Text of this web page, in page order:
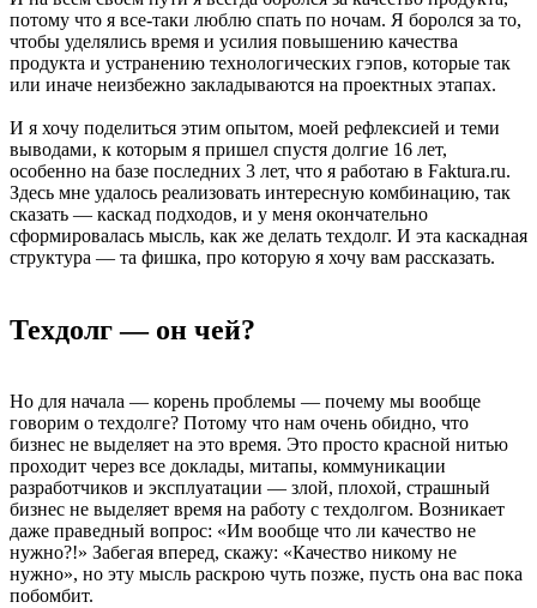
потому что я все-таки люблю спать по ночам. Я боролся за то,
чтобы уделялись время и усилия повышению качества
продукта и устранению технологических гэпов, которые так
или иначе неизбежно закладываются на проектных этапах.
И я хочу поделиться этим опытом, моей рефлексией и теми
выводами, к которым я пришел спустя долгие 16 лет,
особенно на базе последних 3 лет, что я работаю в Faktura.ru.
Здесь мне удалось реализовать интересную комбинацию, так
сказать — каскад подходов, и у меня окончательно
сформировалась мысль, как же делать техдолг. И эта каскадная
структура — та фишка, про которую я хочу вам рассказать.
Техдолг — он чей?
Но для начала — корень проблемы — почему мы вообще
говорим о техдолге? Потому что нам очень обидно, что
бизнес не выделяет на это время. Это просто красной нитью
проходит через все доклады, митапы, коммуникации
разработчиков и эксплуатации — злой, плохой, страшный
бизнес не выделяет время на работу с техдолгом. Возникает
даже праведный вопрос: «Им вообще что ли качество не
нужно?!» Забегая вперед, скажу: «Качество никому не
нужно», но эту мысль раскрою чуть позже, пусть она вас пока
побомбит.